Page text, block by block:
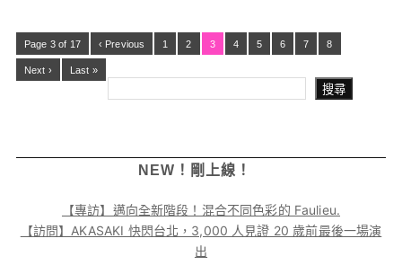
Page 3 of 17 ‹ Previous 1 2 3 4 5 6 7 8
Next › Last »
搜尋
NEW！剛上線！
【專訪】邁向全新階段！混合不同色彩的 Faulieu.
【訪問】AKASAKI 快閃台北，3,000 人見證 20 歲前最後一場演
出